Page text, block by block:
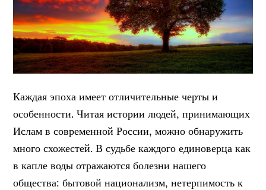
Каждая эпоха имеет отличительные черты и
особенности. Читая истории людей, принимающих
Ислам в современной России, можно обнаружить
много схожестей. В судьбе каждого единоверца как
в капле воды отражаются болезни нашего
общества: бытовой национализм, нетерпимость к